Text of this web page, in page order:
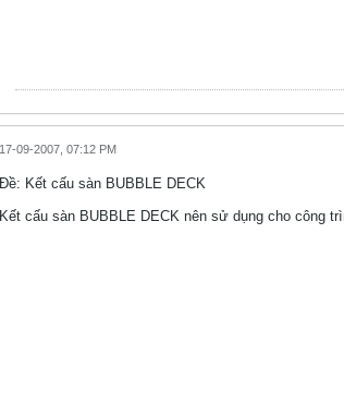
17-09-2007, 07:12 PM
Ðề: Kết cấu sàn BUBBLE DECK
Kết cấu sàn BUBBLE DECK nên sử dụng cho công